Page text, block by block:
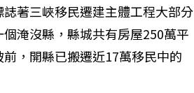
著三峽移民遷建主體工程大部分
淹沒縣，縣城共有房屋250萬平
，開縣已搬遷近17萬移民中的